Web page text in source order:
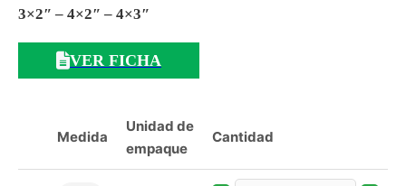
3×2″ – 4×2″ – 4×3″
VER FICHA
Medida
Unidad de
empaque
Cantidad